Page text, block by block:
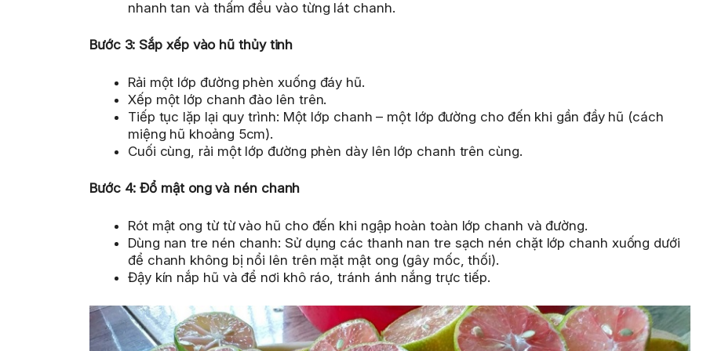
nhanh tan và thấm đều vào từng lát chanh.
Bước 3: Sắp xếp vào hũ thủy tinh
Rải một lớp đường phèn xuống đáy hũ.
Xếp một lớp chanh đào lên trên.
Tiếp tục lặp lại quy trình: Một lớp chanh – một lớp đường cho đến khi gần đầy hũ (cách
miệng hũ khoảng 5cm).
Cuối cùng, rải một lớp đường phèn dày lên lớp chanh trên cùng.
Bước 4: Đổ mật ong và nén chanh
Rót mật ong từ từ vào hũ cho đến khi ngập hoàn toàn lớp chanh và đường.
Dùng nan tre nén chanh: Sử dụng các thanh nan tre sạch nén chặt lớp chanh xuống dưới
để chanh không bị nổi lên trên mặt mật ong (gây mốc, thối).
Đậy kín nắp hũ và để nơi khô ráo, tránh ánh nắng trực tiếp.